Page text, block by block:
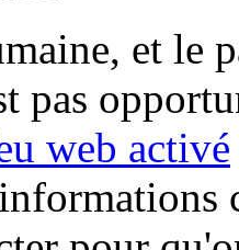
et le
pas
web activé